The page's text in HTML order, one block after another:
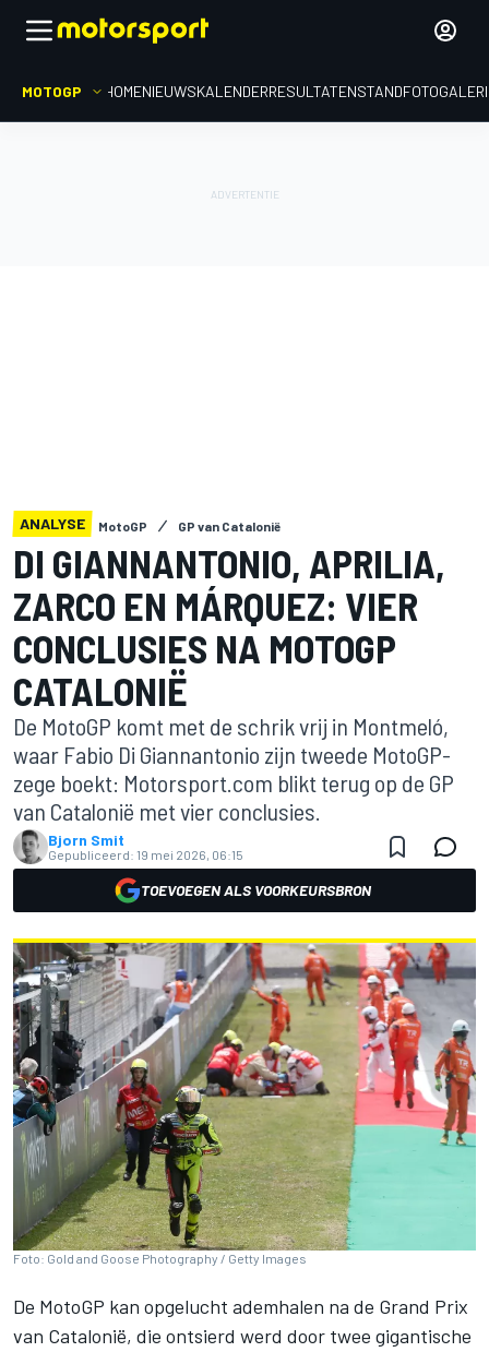
MOTOGP HOMENIEUWSKALENDERRESULTATENSTAND
ANALYSE MotoGP GP van Catalonië
DI GIANNANTONIO, APRILIA,
ZARCO EN MÁRQUEZ: VIER
CONCLUSIES NA MOTOGP
CATALONIË
De MotoGP komt met de schrik vrij in Montmeló,
waar Fabio Di Giannantonio zijn tweede MotoGP-
zege boekt: Motorsport.com blikt terug op de GP
van Catalonië met vier conclusies.
Bjorn Smit
Gepubliceerd: 19 mei 2026, 06:15
TOEVOEGEN ALS VOORKEURSBRON
Foto: Gold and Goose Photography / Getty Images
De MotoGP kan opgelucht ademhalen na de Grand Prix
van Catalonië, die ontsierd werd door twee gigantische